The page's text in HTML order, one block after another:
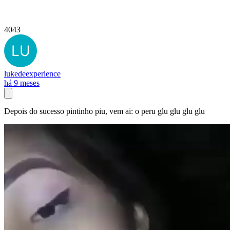
4043
lukedeexperience
há 9 meses
Depois do sucesso pintinho piu, vem ai: o peru glu glu glu glu